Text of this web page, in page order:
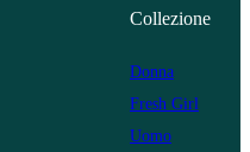
Collezione
Donna
Fresh Girl
Uomo